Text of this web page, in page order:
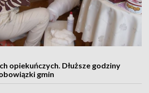
opiekuńczych. Dłuższe godziny
gmin